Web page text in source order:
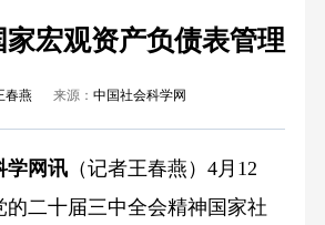
宏观资产负债表管理
春燕 来源：中国社会科学网
网讯（记者王春燕）4月12
的二十届三中全会精神国家社